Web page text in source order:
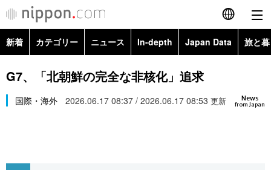
English
简体字
繁體字
新着 カテゴリー ニュース In-depth Japan Data 旅と
政治・外交
経済・ビジネス
社会
Images
G7、「北朝鮮の完全な非核化」追求
News
from Japan
国際・海外 2026.06.17 08:37 / 2026.06.17 08:53 更新